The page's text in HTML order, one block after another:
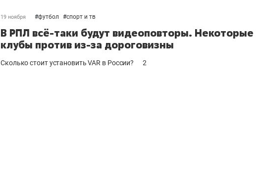
19 ноября #футбол #спорт и тв
В РПЛ всё-таки будут видеоповторы. Некоторые
клубы против из-за дороговизны
Сколько стоит установить VAR в России? 2